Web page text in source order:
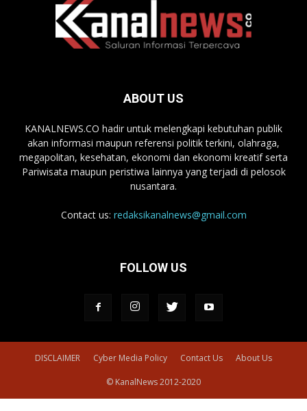
ABOUT US
KANALNEWS.CO hadir untuk melengkapi kebutuhan publik
akan informasi maupun referensi politik terkini, olahraga,
megapolitan, kesehatan, ekonomi dan ekonomi kreatif serta
Pariwisata maupun peristiwa lainnya yang terjadi di pelosok
nusantara.
Contact us: redaksikanalnews@gmail.com
FOLLOW US
DISCLAIMER Cyber Media Policy Contact Us About Us
© KanalNews 2012-2020